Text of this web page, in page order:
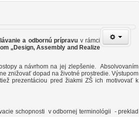
a odbornú prípravu v rámci
„ Design, Assembly and Realize
a návrhom na jej zlepšenie. Absolvovaním
znižovať dopad na životné prostredie. Výstupom
prezentáciou pred žiakmi ZŠ ich motivovať k
schopnosti v odbornej terminológii - preklad